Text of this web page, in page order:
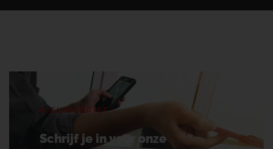
NIEUWSBRIEF
Schrijf je in voor onze